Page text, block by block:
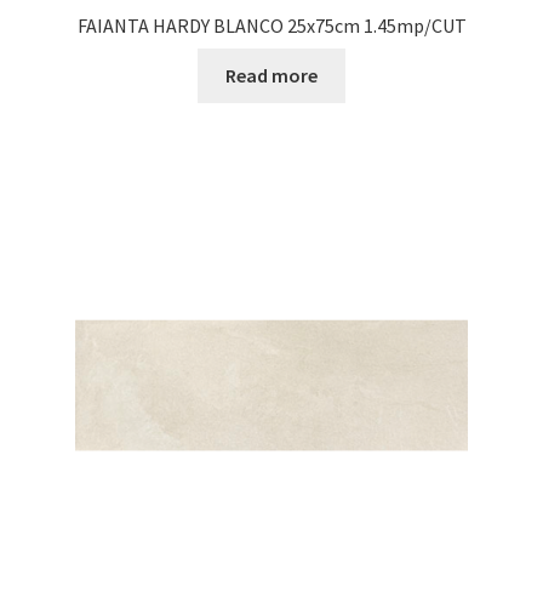
FAIANTA HARDY BLANCO 25x75cm 1.45mp/CUT
Read more